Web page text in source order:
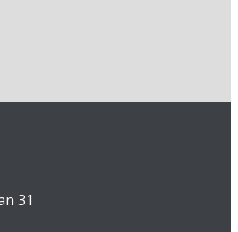
31